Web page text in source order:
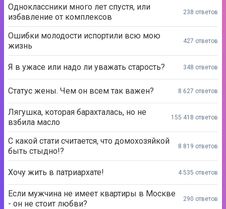
Одноклассники много лет спустя, или
избавление от комплексов
238 ответов
Ошибки молодости испортили всю мою
жизнь
427 ответов
Я в ужасе или надо ли уважать старость? 348 ответов
Статус жены. Чем он всем так важен? 8 627 ответов
Лягушка, которая барахталась, но не
взбила масло
155 418 ответов
С какой стати считается, что домохозяйкой
быть стыдно!?
8 819 ответов
Хочу жить в патриархате! 4 535 ответов
Если мужчина не имеет квартиры в Москве
- он не стоит любви?
290 ответов